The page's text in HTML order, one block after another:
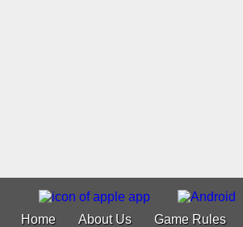
Home About Us Game Rules